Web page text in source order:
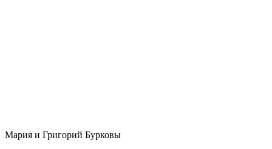
Мария и Григорий Бурковы